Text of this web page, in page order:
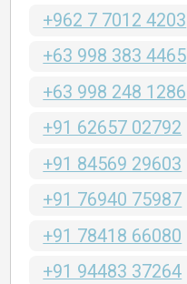
+962 7 7012 4203
+63 998 383 4465
+63 998 248 1286
+91 62657 02792
+91 84569 29603
+91 76940 75987
+91 78418 66080
+91 94483 37264